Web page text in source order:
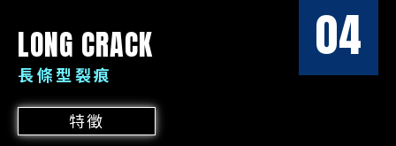
LONG CRACK
長條型裂痕
04
特徵